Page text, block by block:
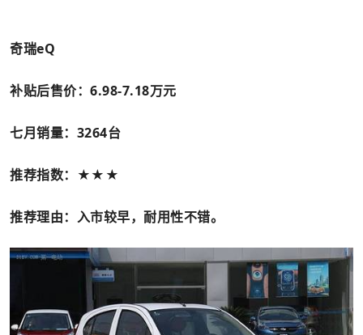
奇瑞eQ
补贴后售价：6.98-7.18万元
七月销量：3264台
推荐指数：★★★
推荐理由：入市较早，耐用性不错。